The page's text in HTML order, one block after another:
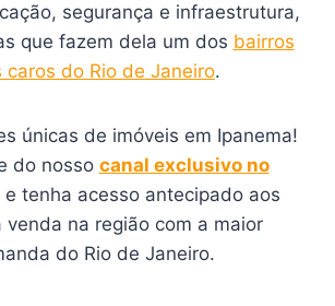
segurança e infraestrutura,
que fazem dela um dos bairros
caros do Rio de Janeiro.
únicas de imóveis em Ipanema!
do nosso canal exclusivo no
e tenha acesso antecipado aos
venda na região com a maior
do Rio de Janeiro.